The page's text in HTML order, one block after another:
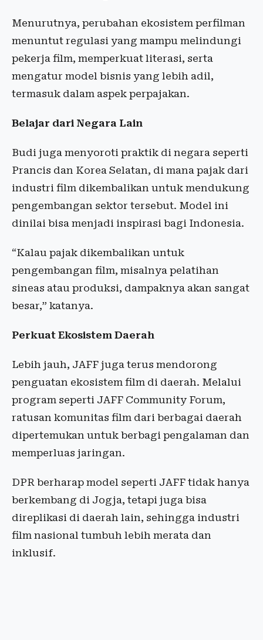
Menurutnya, perubahan ekosistem perfilman
menuntut regulasi yang mampu melindungi
pekerja film, memperkuat literasi, serta
mengatur model bisnis yang lebih adil,
termasuk dalam aspek perpajakan.
Belajar dari Negara Lain
Budi juga menyoroti praktik di negara seperti
Prancis dan Korea Selatan, di mana pajak dari
industri film dikembalikan untuk mendukung
pengembangan sektor tersebut. Model ini
dinilai bisa menjadi inspirasi bagi Indonesia.
“Kalau pajak dikembalikan untuk
pengembangan film, misalnya pelatihan
sineas atau produksi, dampaknya akan sangat
besar,” katanya.
Perkuat Ekosistem Daerah
Lebih jauh, JAFF juga terus mendorong
penguatan ekosistem film di daerah. Melalui
program seperti JAFF Community Forum,
ratusan komunitas film dari berbagai daerah
dipertemukan untuk berbagi pengalaman dan
memperluas jaringan.
DPR berharap model seperti JAFF tidak hanya
berkembang di Jogja, tetapi juga bisa
direplikasi di daerah lain, sehingga industri
film nasional tumbuh lebih merata dan
inklusif.